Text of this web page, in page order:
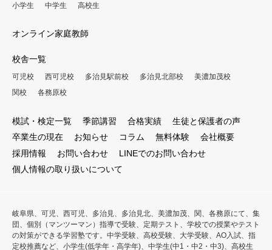
小学生 中学生 高校生
オンライン家庭教師
校舎一覧
可児校 西可児校 多治見駅前校 多治見北部校
美濃加茂校
関校
各務原校
模試・検定一覧 季節講習 合格実績
生徒と保護者の声
卒業生の現在
お知らせ コラム 無料体験
会社概要
採用情報
お問い合わせ
LINEでのお問い合わせ
個人情報の取り扱いについて
岐阜県、可児、西可児、多治見、多治見北、美濃加茂、関、各務原にて、集
団、個別（マンツーマン）指導で受験、定期テスト、学校での授業やテスト
の対策ができる学習塾です。中学受験、高校受験、大学受験、AO入試、指
定校推薦など、小学生(低学年・高学年)、中学生(中1・中2・中3)、高校生